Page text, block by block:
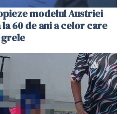
modelul Austriei
60 de ani a celor care